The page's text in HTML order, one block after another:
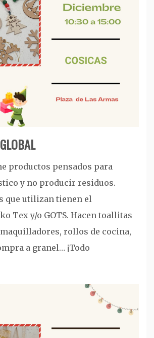
productos pensados para
y no producir residuos.
que utilizan tienen el
Tex y/o GOTS. Hacen toallitas
rollos de cocina,
a granel… ¡Todo